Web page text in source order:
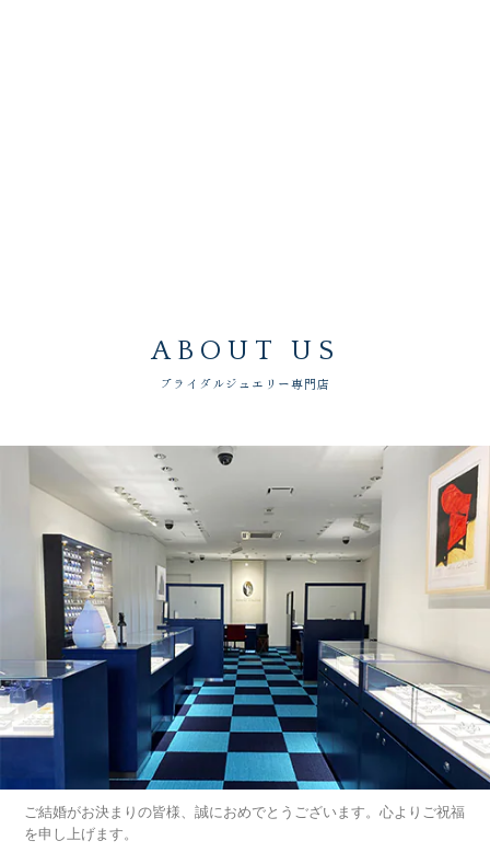
ABOUT US
ブライダルジュエリー専門店
ご結婚がお決まりの皆様、誠におめでとうございます。心よりご祝福
を申し上げます。